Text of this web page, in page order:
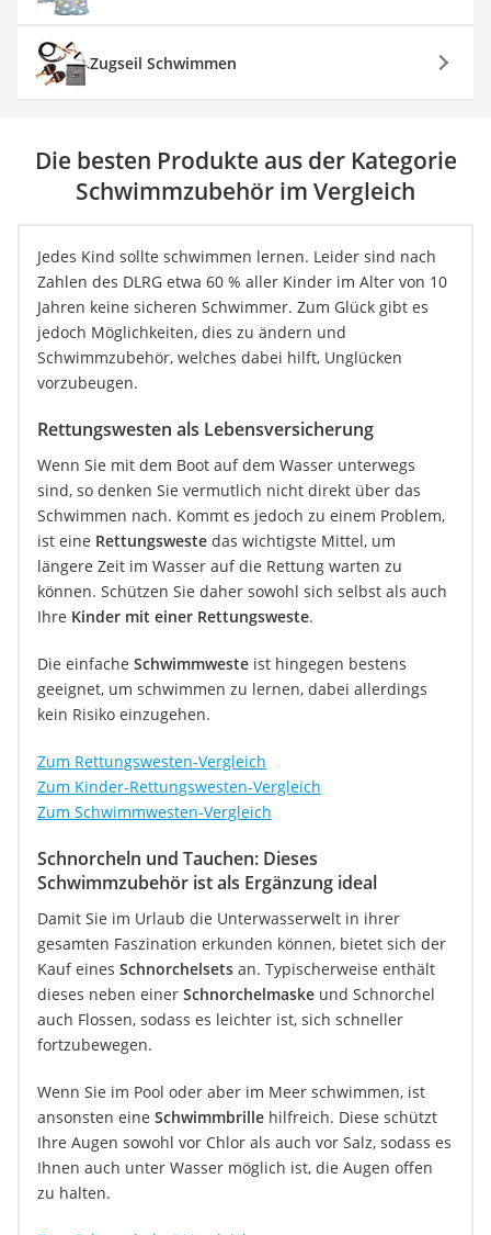
Zugseil Schwimmen
Die besten Produkte aus der Kategorie
Schwimmzubehör im Vergleich
Jedes Kind sollte schwimmen lernen. Leider sind nach
Zahlen des DLRG etwa 60 % aller Kinder im Alter von 10
Jahren keine sicheren Schwimmer. Zum Glück gibt es
jedoch Möglichkeiten, dies zu ändern und
Schwimmzubehör, welches dabei hilft, Unglücken
vorzubeugen.
Rettungswesten als Lebensversicherung
Wenn Sie mit dem Boot auf dem Wasser unterwegs
sind, so denken Sie vermutlich nicht direkt über das
Schwimmen nach. Kommt es jedoch zu einem Problem,
ist eine Rettungsweste das wichtigste Mittel, um
längere Zeit im Wasser auf die Rettung warten zu
können. Schützen Sie daher sowohl sich selbst als auch
Ihre Kinder mit einer Rettungsweste.
Die einfache Schwimmweste ist hingegen bestens
geeignet, um schwimmen zu lernen, dabei allerdings
kein Risiko einzugehen.
Zum Rettungswesten-Vergleich
Zum Kinder-Rettungswesten-Vergleich
Zum Schwimmwesten-Vergleich
Schnorcheln und Tauchen: Dieses
Schwimmzubehör ist als Ergänzung ideal
Damit Sie im Urlaub die Unterwasserwelt in ihrer
gesamten Faszination erkunden können, bietet sich der
Kauf eines Schnorchelsets an. Typischerweise enthält
dieses neben einer Schnorchelmaske und Schnorchel
auch Flossen, sodass es leichter ist, sich schneller
fortzubewegen.
Wenn Sie im Pool oder aber im Meer schwimmen, ist
ansonsten eine Schwimmbrille hilfreich. Diese schützt
Ihre Augen sowohl vor Chlor als auch vor Salz, sodass es
Ihnen auch unter Wasser möglich ist, die Augen offen
zu halten.